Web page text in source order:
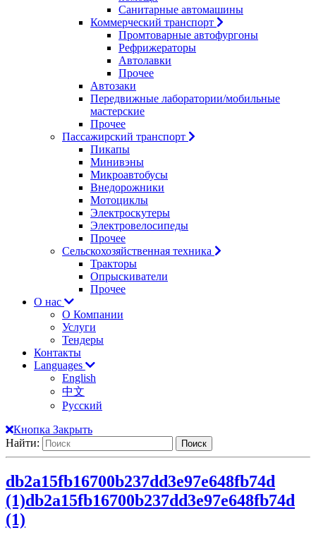
Санитарные автомашины
Коммерческий транспорт
Промтоварные автофургоны
Рефрижераторы
Автолавки
Прочее
Автозаки
Передвижные лаборатории/мобильные
мастерские
Прочее
Пассажирский транспорт
Пикапы
Минивэны
Микроавтобусы
Внедорожники
Мотоциклы
Электроскутеры
Электровелосипеды
Прочее
Сельскохозяйственная техника
Тракторы
Опрыскиватели
Прочее
О нас
О Компании
Услуги
Тендеры
Контакты
Languages
English
中文
Русский
Кнопка Закрыть
Найти:
db2a15fb16700b237dd3e97e648fb74d
(1)db2a15fb16700b237dd3e97e648fb74d
(1)